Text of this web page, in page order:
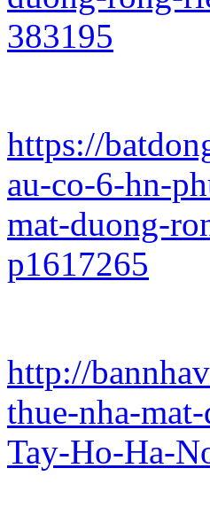
383195
https://
au-co-6-hn-
mat-duong-
p1617265
http://
thue-nha-
Tay-Ho-Ha-